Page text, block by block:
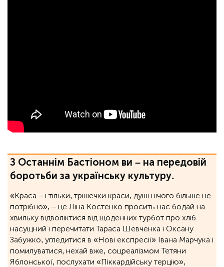
З Останнім Бастіоном ви – на передовій
боротьби за українську культуру.
«Краса – і тільки, трішечки краси, душі нічого більше не
потрібно», ‒ це Ліна Костенко просить нас бодай на
хвильку відволіктися від щоденних турбот про хліб
насущний і перечитати Тараса Шевченка і Оксану
Забужко, угледитися в «Нові експресії» Івана Марчука і
помилуватися, нехай вже, соцреалізмом Тетяни
Яблонської, послухати «Піккардійську терцію»,